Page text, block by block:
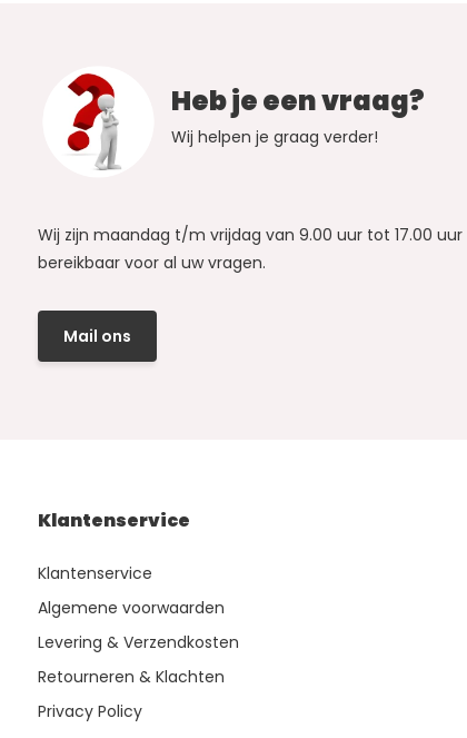
Heb je een vraag?
Wij helpen je graag verder!
Wij zijn maandag t/m vrijdag van 9.00 uur tot 17.00 uur
bereikbaar voor al uw vragen.
Mail ons
Klantenservice
Klantenservice
Algemene voorwaarden
Levering & Verzendkosten
Retourneren & Klachten
Privacy Policy